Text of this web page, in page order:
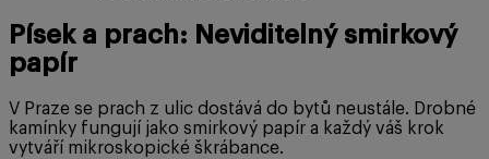
Písek a prach: Neviditelný smirkový
papír
V Praze se prach z ulic dostává do bytů neustále. Drobné
kamínky fungují jako smirkový papír a každý váš krok
vytváří mikroskopické škrábance.